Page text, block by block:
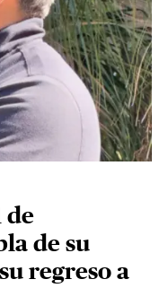
de
de su
regreso a